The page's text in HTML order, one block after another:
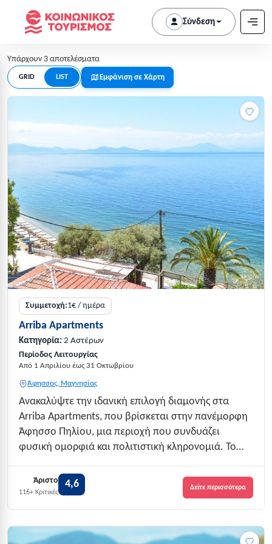
Σύνδεση
Υπάρχουν 3 αποτελέσματα
GRID LIST Εμφάνιση σε Χάρτη
Συμμετοχή:1€ / ημέρα
Arriba Apartments
Κατηγορία: 2 Αστέρων
Περίοδος Λειτουργίας
Από 1 Απριλίου έως 31 Οκτωβρίου
Άφησσος, Μαγνησίας
Ανακαλύψτε την ιδανική επιλογή διαμονής στα
Arriba Apartments, που βρίσκεται στην πανέμορφη
Άφησσο Πηλίου, μια περιοχή που συνδυάζει
φυσική ομορφιά και πολιτιστική κληρονομιά. Το
ατμόσφαιρα, ιδανική για οικογένειες και ζευγάρια
που επιθυμούν να αποδράσουν από την
καθημερινότητα και...
Άριστο
116+ Κριτικές
4,6 Δείτε περισσότερα